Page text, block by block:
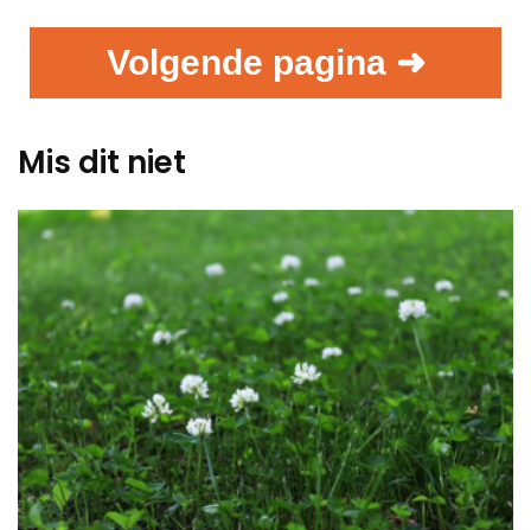
Volgende pagina ➜
Mis dit niet